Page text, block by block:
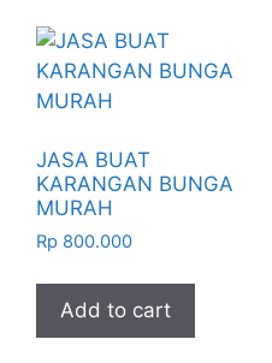
JASA BUAT
KARANGAN BUNGA
MURAH
Rp 800.000
Add to cart